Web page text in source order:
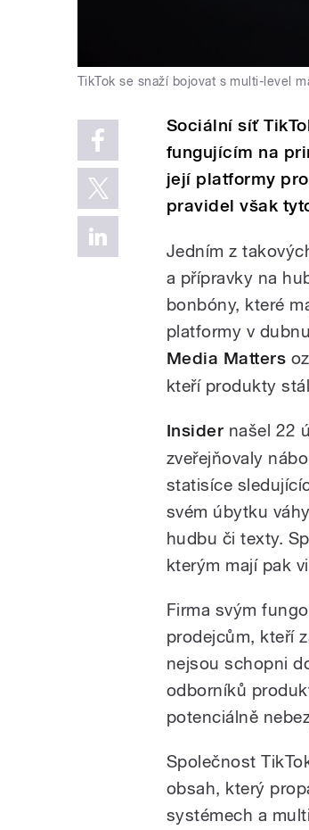
TikTok se snaží bojovat s multi-level
Sociální síť
fungujícím na
její platformy
pravidel však
Jedním z
a přípravky na
bonbóny, které
platformy v
Media Matters
kteří produkty
Insider našel 22
zveřejňovaly
statisíce
svém úbytku
hudbu či texty.
kterým mají pak
Firma svým
prodejcům, kteří
nejsou schopni
odborníků
potenciálně
Společnost
obsah, který
systémech a